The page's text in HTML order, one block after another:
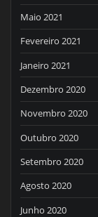
Maio 2021
Fevereiro 2021
Janeiro 2021
Dezembro 2020
Novembro 2020
Outubro 2020
Setembro 2020
Agosto 2020
Junho 2020